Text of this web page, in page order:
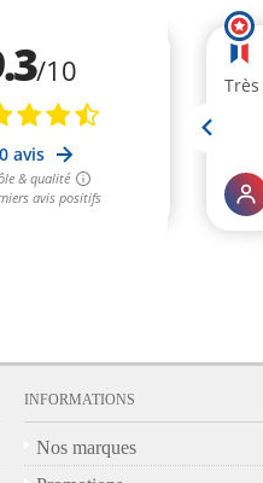
INFORMATIONS
Nos marques